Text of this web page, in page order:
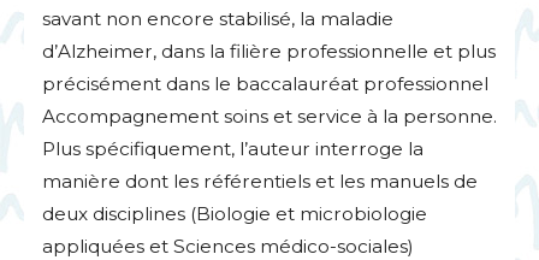
savant non encore stabilisé, la maladie
d’Alzheimer, dans la filière professionnelle et plus
précisément dans le baccalauréat professionnel
Accompagnement soins et service à la personne.
Plus spécifiquement, l’auteur interroge la
manière dont les référentiels et les manuels de
deux disciplines (Biologie et microbiologie
appliquées et Sciences médico-sociales)